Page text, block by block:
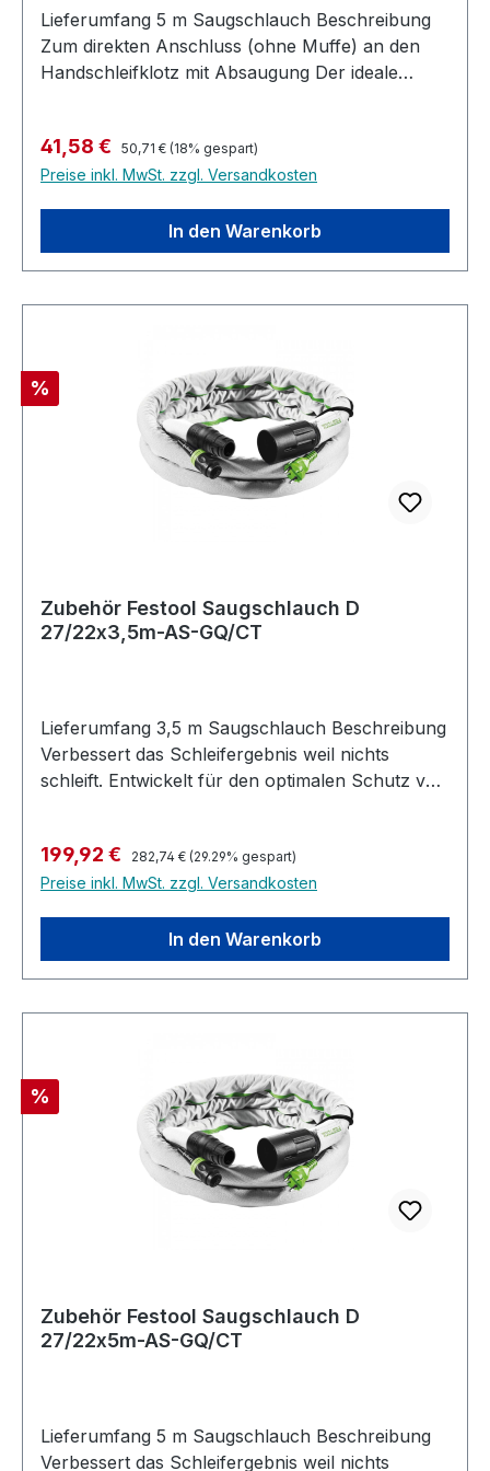
Ableitwiderstand (DIN IEC 312): <1 MΩ/m
temperaturbeständig bis: + 70 °C Schlauch-Ø:
44 mm
Lieferumfang 5 m Saugschlauch Beschreibung
Zum direkten Anschluss (ohne Muffe) an den
Handschleifklotz mit Absaugung Der ideale
Biegesteifigkeit für bestmögliches Handling
Produktinformationen Durchmesser 21,5 mm
Länge 5 m
Verkaufspreis:
41,58 € Regulärer Preis:
50,71 € (18% gespart)
Preise inkl. MwSt. zzgl. Versandkosten
In den Warenkorb
Rabatt
%
Zubehör Festool Saugschlauch D
27/22x3,5m-AS-GQ/CT
Lieferumfang 3,5 m Saugschlauch Beschreibung
Verbessert das Schleifergebnis weil nichts
schleift. Entwickelt für den optimalen Schutz von
ummantelt den Saugschlauch und lässt ihn
schonend über Oberflächen und Kanten gleiten.
Gleichzeitig wird das integrierte plug it-Kabel vor
Beschädigung geschützt. Für alle
Elektrowerkzeuge mit D 27 und D 36 Flansch
Reinigungszubehör Mit plug it-Anschluss
mit Bajonettverschluss Temperaturbeständig bis
Ableitwiderstand (DIN IEC 312) <1 MΩ/m
Durchmesser 27/22 mm Länge 3,5 m
Verkaufspreis:
199,92 € Regulärer Preis:
282,74 € (29.29% gespart)
Preise inkl. MwSt. zzgl. Versandkosten
In den Warenkorb
Rabatt
%
Zubehör Festool Saugschlauch D
27/22x5m-AS-GQ/CT
Lieferumfang 5 m Saugschlauch Beschreibung
Verbessert das Schleifergebnis weil nichts